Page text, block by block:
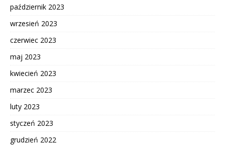
październik 2023
wrzesień 2023
czerwiec 2023
maj 2023
kwiecień 2023
marzec 2023
luty 2023
styczeń 2023
grudzień 2022